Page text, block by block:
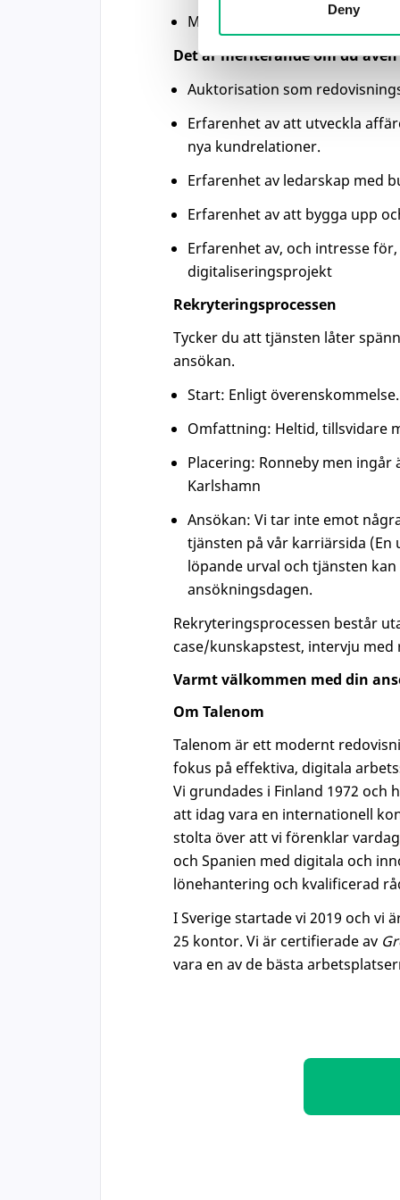
Deny
Mycket goda kunskaper i
Det är meriterande om du
Auktorisation som
Erfarenhet av att utveckla
nya kundrelationer.
Erfarenhet av ledarskap med
Erfarenhet av att bygga upp
Erfarenhet av, och intresse
digitaliseringsprojekt
Rekryteringsprocessen
Tycker du att tjänsten låter
ansökan.
Start: Enligt överenskommelse.
Omfattning: Heltid, tillsvidare
Placering: Ronneby men
Karlshamn
Ansökan: Vi tar inte emot
tjänsten på vår karriärsida (En
löpande urval och tjänsten
ansökningsdagen.
Rekryteringsprocessen består
case/kunskapstest, intervju
Varmt välkommen med din
Om Talenom
Talenom är ett modernt
fokus på effektiva, digitala
Vi grundades i Finland 1972
att idag vara en internationell
stolta över att vi förenklar
och Spanien med digitala och
lönehantering och kvalificerad
I Sverige startade vi 2019 och vi
25 kontor. Vi är certifierade av
vara en av de bästa